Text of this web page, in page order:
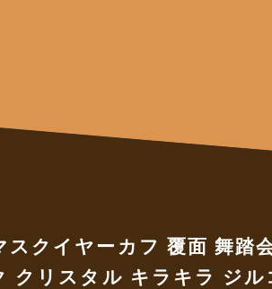
スクイヤーカフ 覆面 舞踏
クリスタル キラキラ ジ